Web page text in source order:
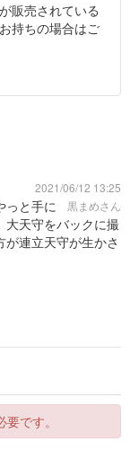
ピンク
売されたピンク紙
時に自分の好きな文
新春版 銀
売された。セット
春版 金
販売されている
持ちの場合はご
2021/06/12 13:25
黒まめさん
っと手に
大天守をバックに撮
連立天守が生かさ
です。